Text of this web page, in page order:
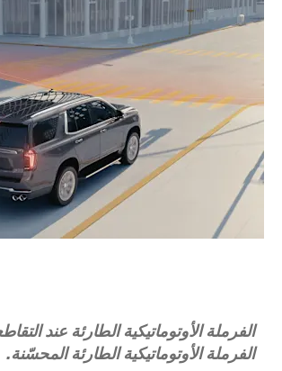
الفرملة الأوتوماتيكية الطارئة عند
الفرملة الأوتوماتيكية الطارئة المحسّنة.